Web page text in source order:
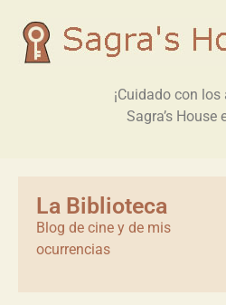
¡Cuidado con
Sagra’s House
La Biblioteca
Blog de cine y de mis
ocurrencias